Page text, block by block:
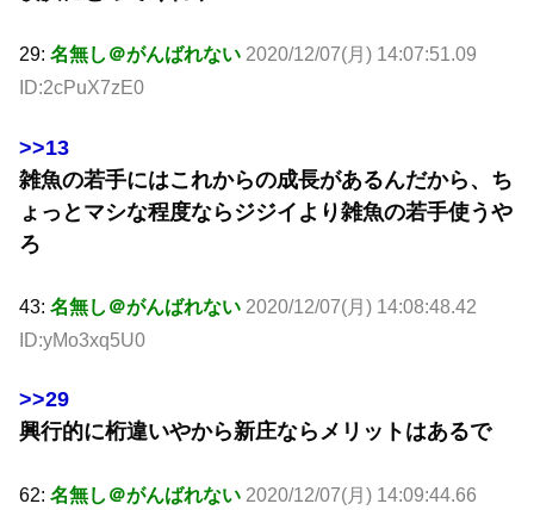
29: 名無し＠がんばれない 2020/12/07(月) 14:07:51.09
ID:2cPuX7zE0
>>13
雑魚の若手にはこれからの成長があるんだから、ち
ょっとマシな程度ならジジイより雑魚の若手使うや
ろ
43: 名無し＠がんばれない 2020/12/07(月) 14:08:48.42
ID:yMo3xq5U0
>>29
興行的に桁違いやから新庄ならメリットはあるで
62: 名無し＠がんばれない 2020/12/07(月) 14:09:44.66